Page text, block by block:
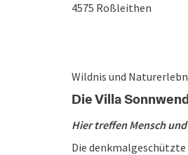
4575 Roßleithen
Wildnis und
Die Villa
Hier treffen Mensch
Die